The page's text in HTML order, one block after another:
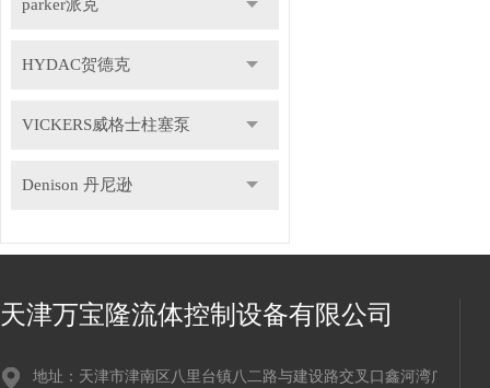
parker派克
HYDAC贺德克
VICKERS威格士柱塞泵
Denison 丹尼逊
天津万宝隆流体控制设备有限公司
地址：天津市津南区八里台镇八二路与建设路交叉口鑫河湾广场